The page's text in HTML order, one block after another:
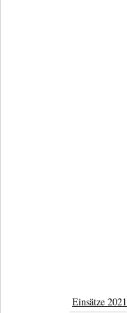
Einsätze 2021